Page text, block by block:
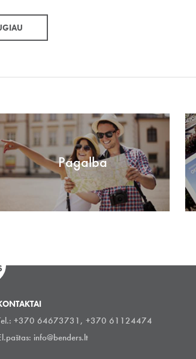
Pagalba
+370 64673731, +370 61124474
info@benders.lt